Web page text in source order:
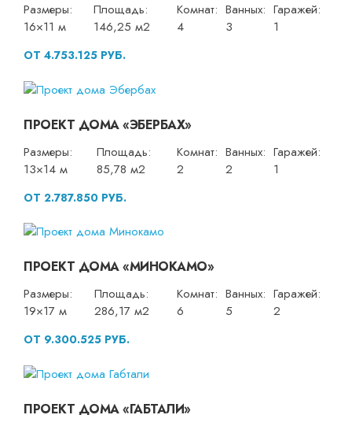
Размеры:
16×11 м
Площадь:
146,25 м2
Комнат:
4
Ванных:
3
Гаражей:
1
ОТ 4.753.125 РУБ.
ПРОЕКТ ДОМА «ЭБЕРБАХ»
Размеры:
13×14 м
Площадь:
85,78 м2
Комнат:
2
Ванных:
2
Гаражей:
1
ОТ 2.787.850 РУБ.
ПРОЕКТ ДОМА «МИНОКАМО»
Размеры:
19×17 м
Площадь:
286,17 м2
Комнат:
6
Ванных:
5
Гаражей:
2
ОТ 9.300.525 РУБ.
ПРОЕКТ ДОМА «ГАБТАЛИ»